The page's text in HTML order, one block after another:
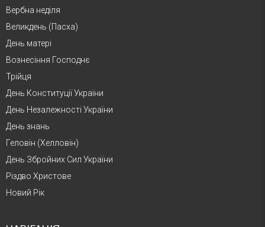
Вербна неділя
Великдень (Пасха)
День матері
Вознесіння Господнє
Трійця
День Конституції України
День Незалежності України
День знань
Геловін (Хелловін)
День Збройних Сил України
Різдво Христове
Новий Рік